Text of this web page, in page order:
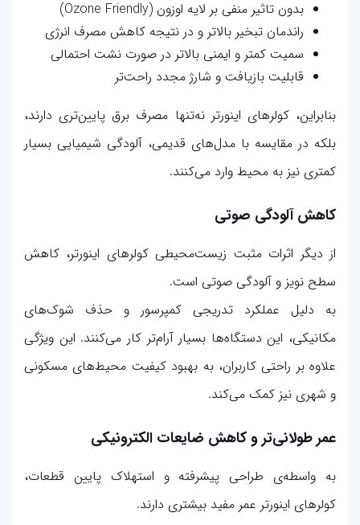
بدون تاثیر منفی بر لایه اوزون (Ozone Friendly)
راندمان تبخیر بالاتر و در نتیجه کاهش مصرف انرژی
سمیت کمتر و ایمنی بالاتر در صورت نشت احتمالی
قابلیت بازیافت و شارژ مجدد راحت‌تر
بنابراین، کولرهای اینورتر نه‌تنها مصرف برق پایین‌تری دارند،
بلکه در مقایسه با مدل‌های قدیمی، آلودگی شیمیایی بسیار
کمتری نیز به محیط وارد می‌کنند.
کاهش آلودگی صوتی
از دیگر اثرات مثبت زیست‌محیطی کولرهای اینورتر، کاهش
سطح نویز و آلودگی صوتی است.
به دلیل عملکرد تدریجی کمپرسور و حذف شوک‌های
مکانیکی، این دستگاه‌ها بسیار آرام‌تر کار می‌کنند. این ویژگی
علاوه بر راحتی کاربران، به بهبود کیفیت محیط‌های مسکونی
و شهری نیز کمک می‌کند.
عمر طولانی‌تر و کاهش ضایعات الکترونیکی
به واسطه‌ی طراحی پیشرفته و استهلاک پایین قطعات،
کولرهای اینورتر عمر مفید بیشتری دارند.